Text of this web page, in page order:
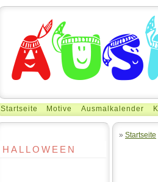
Startseite Motive Ausmalkalender
HALLOWEEN
» Startseite